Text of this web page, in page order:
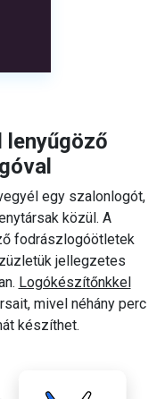
lenyűgöző
egy szalonlogót,
közül. A
fodrászlogóötletek
jellegzetes
Logókészítőnkkel
mivel néhány perc
készíthet.